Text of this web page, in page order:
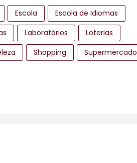
Escola
Escola de Idiomas
Laboratórios
Loterias
Shopping
Supermercado